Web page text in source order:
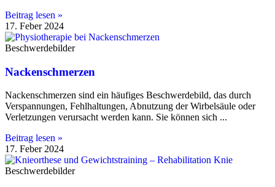
Beitrag lesen »
17. Feber 2024
Beschwerdebilder
Nackenschmerzen
Nackenschmerzen sind ein häufiges Beschwerdebild, das durch
Verspannungen, Fehlhaltungen, Abnutzung der Wirbelsäule oder
Verletzungen verursacht werden kann. Sie können sich
Beitrag lesen »
17. Feber 2024
Beschwerdebilder